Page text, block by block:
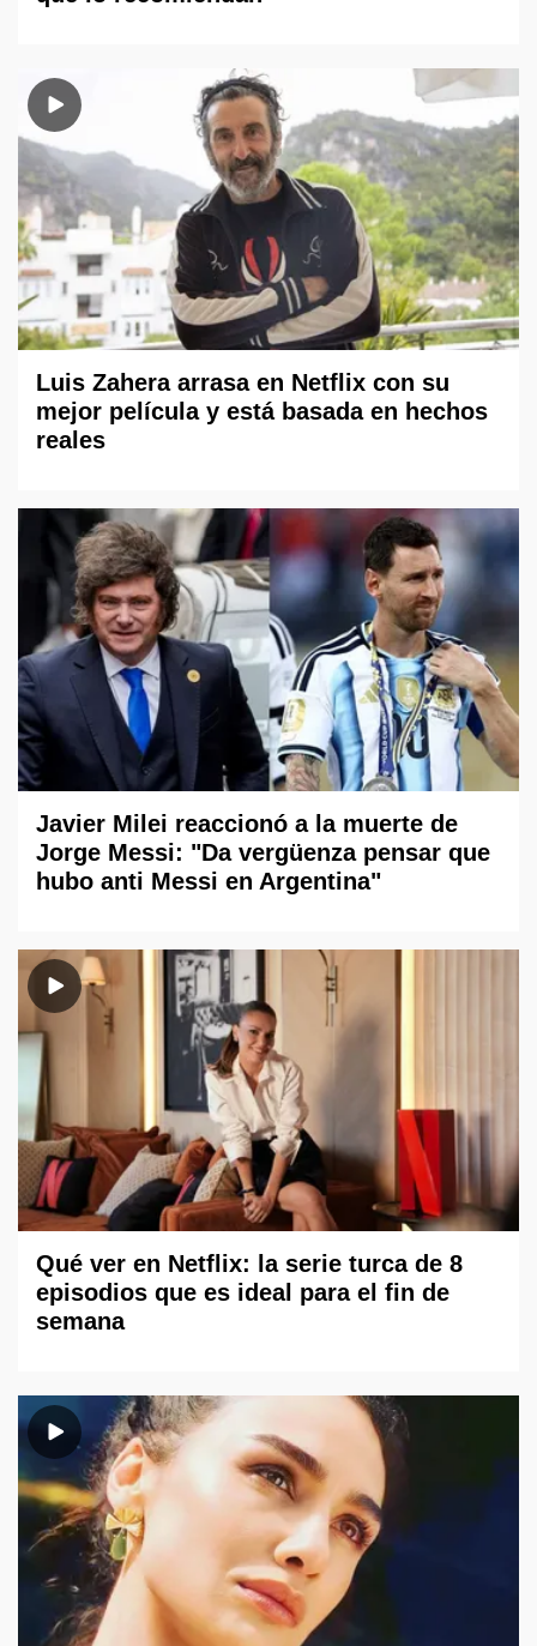
Luis Zahera arrasa en Netflix con su
mejor película y está basada en hechos
reales
Javier Milei reaccionó a la muerte de
Jorge Messi: "Da vergüenza pensar que
hubo anti Messi en Argentina"
Qué ver en Netflix: la serie turca de 8
episodios que es ideal para el fin de
semana